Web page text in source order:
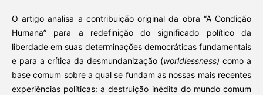
O artigo analisa a contribuição original da obra “A Condição
Humana” para a redefinição do significado político da
liberdade em suas determinações democráticas fundamentais
e para a crítica da desmundanização (worldlessness)como a
base comum sobre a qual se fundam as nossas mais recentes
experiências políticas: a destruição inédita do mundo comum